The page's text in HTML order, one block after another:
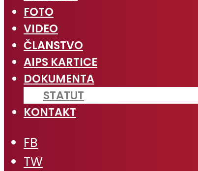
FOTO
VIDEO
ČLANSTVO
AIPS KARTICE
DOKUMENTA
STATUT
KONTAKT
FB
TW